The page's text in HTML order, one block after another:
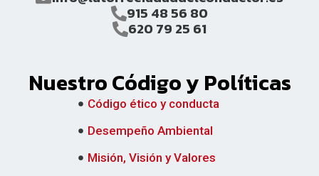
915 48 56 80
620 79 25 61
Nuestro Código y Políticas
Código ético y conducta
Desempeño Ambiental
Misión, Visión y Valores